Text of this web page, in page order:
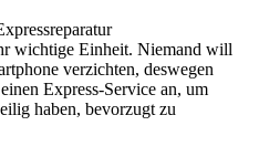
wichtige Einheit. Niemand will
verzichten, deswegen
Express-Service an, um
haben, bevorzugt zu